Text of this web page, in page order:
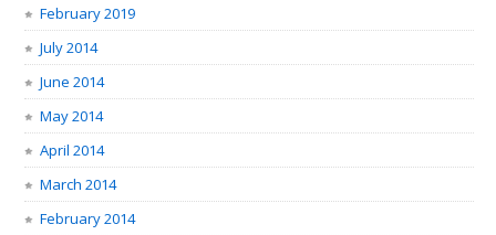
February 2019
July 2014
June 2014
May 2014
April 2014
March 2014
February 2014